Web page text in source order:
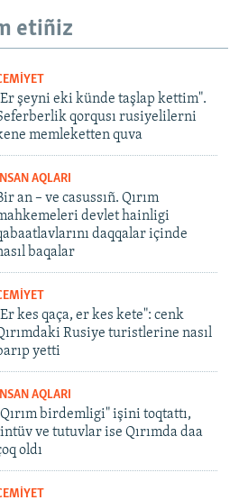
etiñiz
şeyni eki künde taşlap kettim".
qorqusı rusiyelilerni
memleketten quva
AQLARI
an – ve casussıñ. Qırım
devlet hainligi
daqqalar içinde
baqalar
kes qaça, er kes kete": cenk
Rusiye turistlerine nasıl
yetti
AQLARI
birdemligi" işini toqtattı,
ve tutuvlar ise Qırımda daa
oldı